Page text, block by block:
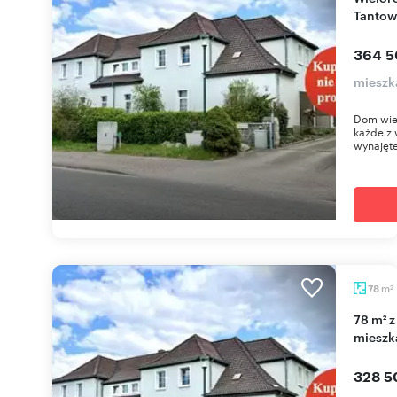
Tantow
364
Dom
każde z
78 m2
78 m² z ogródkiem, garażem i wynajętym
328